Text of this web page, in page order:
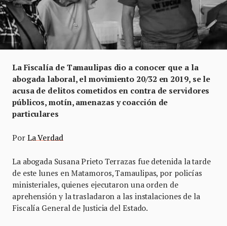
La Fiscalía de Tamaulipas dio a conocer que a la
abogada laboral, el movimiento 20/32 en 2019, se le
acusa de delitos cometidos en contra de servidores
públicos, motín, amenazas y coacción de
particulares
Por La Verdad
La abogada Susana Prieto Terrazas fue detenida la tarde
de este lunes en Matamoros, Tamaulipas, por policías
ministeriales, quienes ejecutaron una orden de
aprehensión y la trasladaron a las instalaciones de la
Fiscalía General de Justicia del Estado.